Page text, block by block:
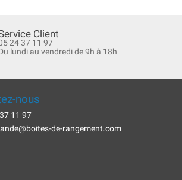
Client
24 37 11 97
lundi au vendredi de 9h à 18h
nous
11 97
de-rangement.com